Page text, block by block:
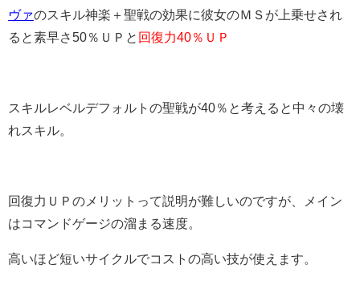
ヴァのスキル神楽＋聖戦の効果に彼女のＭＳが上乗せされ
ると素早さ50％ＵＰと 回復力40％ＵＰ
スキルレベルデフォルトの聖戦が40％と考えると中々の壊
れスキル。
回復力ＵＰのメリットって説明が難しいのですが、メイン
はコマンドゲージの溜まる速度。
高いほど短いサイクルでコストの高い技が使えます。